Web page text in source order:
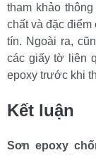
tham khảo
chất và đặc điểm
tín. Ngoài ra,
các giấy tờ liên
epoxy trước khi
Kết luận
Sơn epoxy